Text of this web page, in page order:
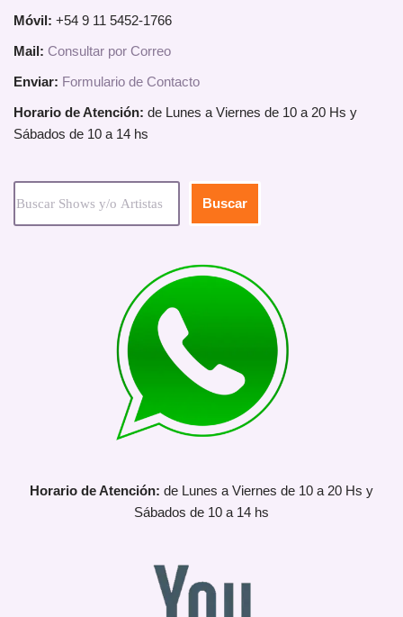
Móvil: +54 9 11 5452-1766
Mail: Consultar por Correo
Enviar: Formulario de Contacto
Horario de Atención: de Lunes a Viernes de 10 a 20 Hs y
Sábados de 10 a 14 hs
Buscar
Horario de Atención: de Lunes a Viernes de 10 a 20 Hs y
Sábados de 10 a 14 hs